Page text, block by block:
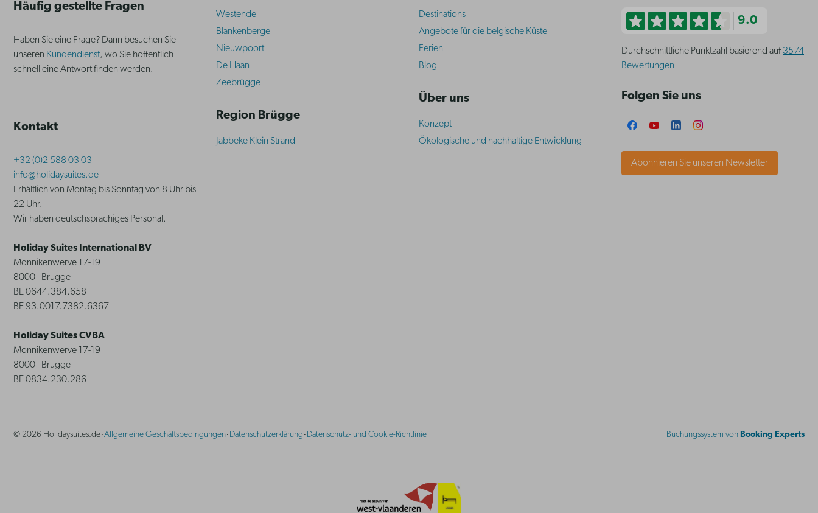
Häufig gestellte Fragen
Haben Sie eine Frage? Dann besuchen Sie
unseren Kundendienst, wo Sie hoffentlich
schnell eine Antwort finden werden.
Kontakt
+32 (0)2 588 03 03
info@holidaysuites.de
Erhältlich von Montag bis Sonntag von 8 Uhr bis
22 Uhr.
Wir haben deutschsprachiges Personal.
Holiday Suites International BV
Monnikenwerve 17-19
8000 - Brugge
BE 0644.384.658
BE 93.0017.7382.6367
Holiday Suites CVBA
Monnikenwerve 17-19
8000 - Brugge
BE 0834.230.286
Westende
Blankenberge
Nieuwpoort
De Haan
Zeebrügge
Region Brügge
Jabbeke Klein Strand
Destinations
Angebote für die belgische Küste
Ferien
Blog
Über uns
Konzept
Ökologische und nachhaltige Entwicklung
9.0
Durchschnittliche Punktzahl basierend auf 3574
Bewertungen
Folgen Sie uns
Abonnieren Sie unseren Newsletter
© 2026 Holidaysuites.de·Allgemeine Geschäftsbedingungen· Datenschutzerklärung · Datenschutz- und Cookie-Richtlinie Buchungssystem von Booking Experts